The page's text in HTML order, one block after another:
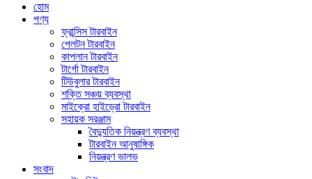
হোম
পণ্য
ফ্রান্সিস টারবাইন
পেলটন টারবাইন
কাপলান টারবাইন
টার্গো টারবাইন
টিউবুলার টারবাইন
শক্তি সঞ্চয় ব্যবস্থা
মাইক্রো হাইড্রো টারবাইন
সহায়ক সরঞ্জাম
বৈদ্যুতিক নিয়ন্ত্রণ ব্যবস্থা
টারবাইন আনুষাঙ্গিক
নিয়ন্ত্রণ ভালভ
সংবাদ